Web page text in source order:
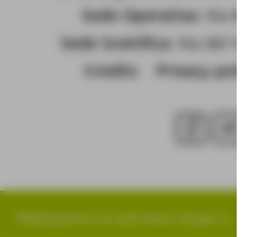
Sede Operativa:
Sede Scietifica:
Via del
Credits
Privacy policy